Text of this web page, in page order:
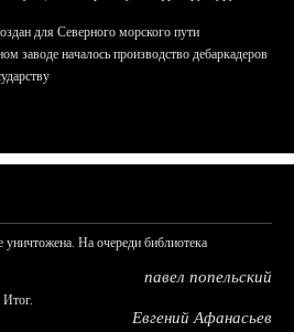
для Северного морского пути
заводе началось производство дебаркадеров
На очереди библиотека
павел попельский
Итог.
Евгений Афанасьев